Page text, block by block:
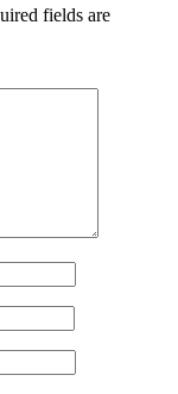
fields are